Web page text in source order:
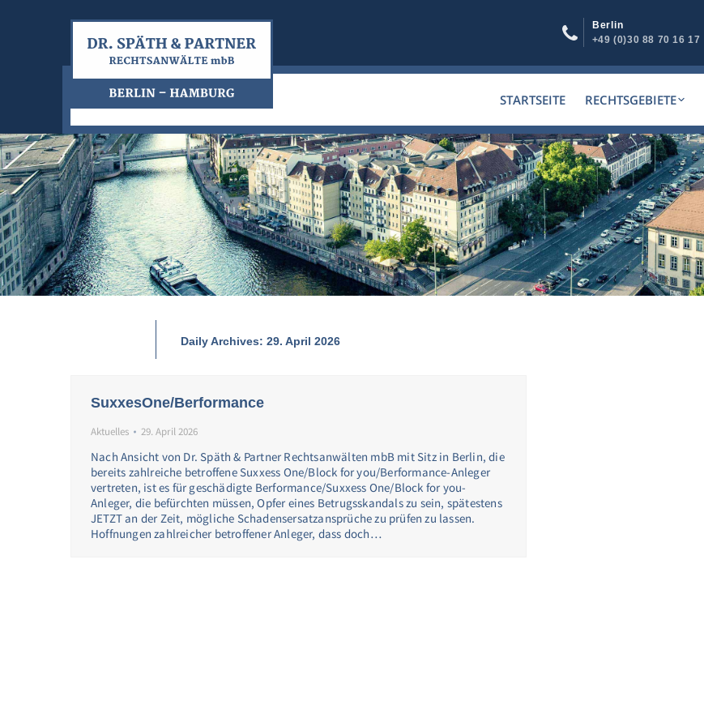
Berlin
+49 (0)30 88 70 16 17
STARTSEITE RECHTSGEBIETE
Daily Archives: 29. April 2026
SuxxesOne/Berformance
Aktuelles 29. April 2026
Nach Ansicht von Dr. Späth & Partner Rechtsanwälten mbB mit Sitz in Berlin, die
bereits zahlreiche betroffene Suxxess One/Block for you/Berformance-Anleger
vertreten, ist es für geschädigte Berformance/Suxxess One/Block for you-
Anleger, die befürchten müssen, Opfer eines Betrugsskandals zu sein, spätestens
JETZT an der Zeit, mögliche Schadensersatzansprüche zu prüfen zu lassen.
Hoffnungen zahlreicher betroffener Anleger, dass doch…